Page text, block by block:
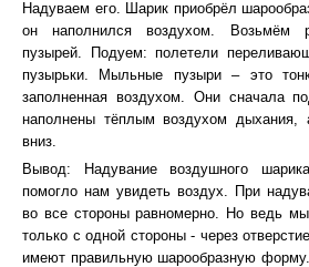
Надуваем его. Шарик приобрёл
он наполнился воздухом. Возьмём
пузырей. Подуем: полетели
пузырьки. Мыльные пузыри – это
заполненная воздухом. Они сначала
наполнены тёплым воздухом дыхания,
вниз.
Вывод: Надувание воздушного
помогло нам увидеть воздух. При
во все стороны равномерно. Но ведь
только с одной стороны - через
имеют правильную шарообразную